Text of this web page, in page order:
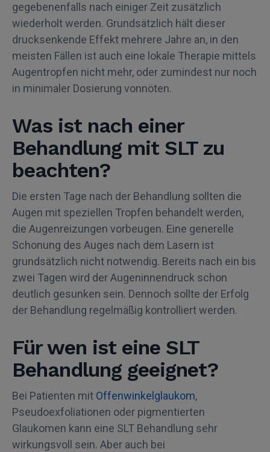
gegebenenfalls nach einiger Zeit zusätzlich
wiederholt werden. Grundsätzlich hält dieser
drucksenkende Effekt mehrere Jahre an, in den
meisten Fällen ist auch eine lokale Therapie mittels
Augentropfen nicht mehr, oder zumindest nur noch
in minimaler Dosierung vonnöten.
Was ist nach einer
Behandlung mit SLT zu
beachten?
Die ersten Tage nach der Behandlung sollten die
Augen mit speziellen Tropfen behandelt werden,
die Augenreizungen vorbeugen. Eine generelle
Schonung des Auges nach dem Lasern ist
grundsätzlich nicht notwendig. Bereits nach ein bis
zwei Tagen wird der Augeninnendruck schon
deutlich gesunken sein. Dennoch sollte der Erfolg
der Behandlung regelmäßig kontrolliert werden.
Für wen ist eine SLT
Behandlung geeignet?
Bei Patienten mit Offenwinkelglaukom,
Pseudoexfoliationen oder pigmentierten
Glaukomen kann eine SLT Behandlung sehr
wirkungsvoll sein. Aber auch bei